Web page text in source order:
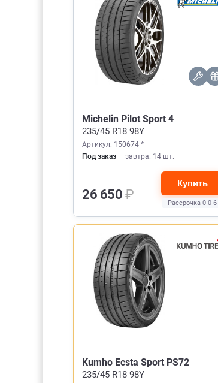
Michelin Pilot Sport 4
235/45 R18 98Y
Артикул: 150674 *
Под заказ — завтра: 14 шт.
26 650 ₽
Купить
Рассрочка 0-0-6
Kumho Ecsta Sport PS72
235/45 R18 98Y